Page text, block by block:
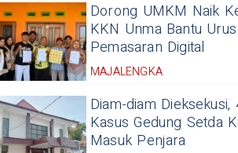
Dorong UMKM Naik
KKN Unma Bantu
Pemasaran Digital
MAJALENGKA
Diam-diam
Kasus Gedung Setda
Masuk Penjara